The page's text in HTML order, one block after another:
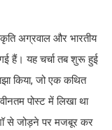
अग्रवाल और भारतीय
हैं। यह चर्चा तब शुरू हुई
किया, जो एक कथित
पोस्ट में लिखा था
से जोड़ने पर मजबूर कर